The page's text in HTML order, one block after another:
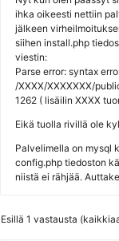
ihka oikeesti nettiin
jälkeen
siihen install.php
viestin:
Parse error: syntax
/XXXX/XXXXXXX/
1262 ( lisäilin XXXX
Eikä tuolla rivillä ole
Palvelimella on mysql
config.php tiedoston
niistä ei rähjää.
Esillä 1 vastausta